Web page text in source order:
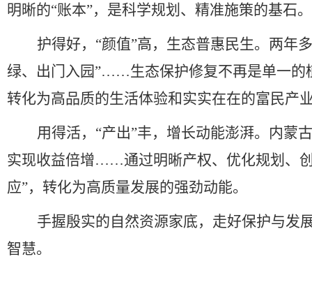
明晰的“账本”，是科学规划、精准施策的基石
护得好， “颜值”高，生态普惠民生。两年
绿、出门入园”……生态保护修复不再是单一
转化为高品质的生活体验和实实在在的富民产
用得活， “产出”丰，增长动能澎湃。内蒙
实现收益倍增……通过明晰产权、优化规划、
应”，转化为高质量发展的强劲动能。
手握殷实的自然资源家底，走好保护与发
智慧。